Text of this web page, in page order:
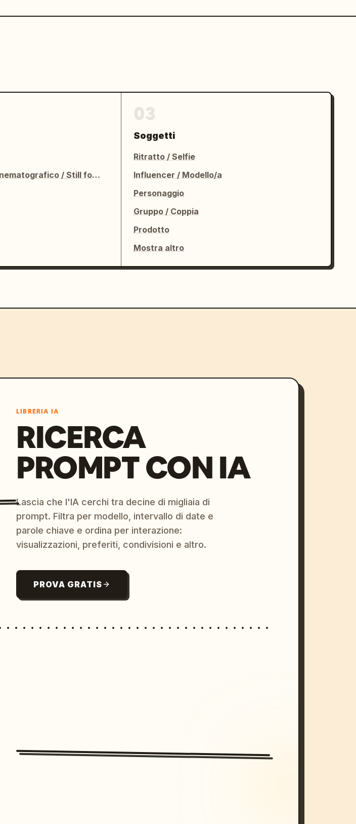
Fermo immagine cinematografico / Still fotografico
Soggetti
Ritratto / Selfie
Influencer / Modello/a
Personaggio
Gruppo / Coppia
Prodotto
Mostra altro
LIBRERIA IA
RICERCA
PROMPT CON IA
Lascia che l'IA cerchi tra decine di migliaia di
prompt. Filtra per modello, intervallo di date e
parole chiave e ordina per interazione:
visualizzazioni, preferiti, condivisioni e altro.
PROVA GRATIS